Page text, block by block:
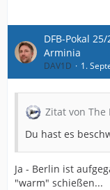
DFB-Pokal
Arminia
DAV1D 1.
Zitat von The
Du hast es
Ja - Berlin ist
"warm" schießen...